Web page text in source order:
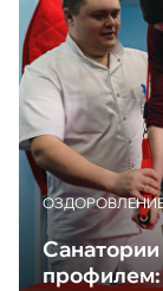
профилем: